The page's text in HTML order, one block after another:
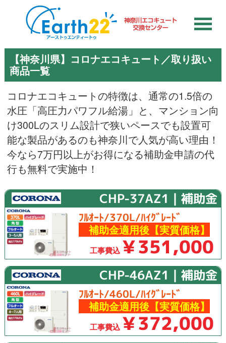
【神奈川県】コロナエコキュート／取り扱い
商品一覧
コロナエコキュートの特徴は、通常の1.5倍の
水圧「高圧力パワフル給湯」と、マンション向
け300Lのスリム設計で狭いペースでも設置可
能な製品があるのも神奈川で人気が高い理由！
今なら7万円以上がお得になる補助金申請の代
行も無料で実施中！
CHP-37AZ1｜補助金
ﾌﾙｵｰﾄ/370L/ﾊｲｸﾞﾚｰﾄﾞ
補助金適用後【実質価格】
工事費込 ￥351,000
CHP-46AZ1｜補助金
ﾌﾙｵｰﾄ/460L/ﾊｲｸﾞﾚｰﾄﾞ
補助金適用後【実質価格】
工事費込 ￥372,000